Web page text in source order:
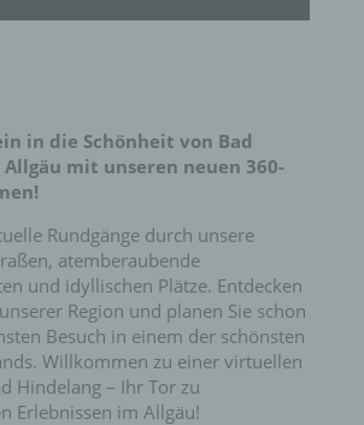
in die Schönheit von Bad
mit unseren neuen 360-
Rundgänge durch unsere
atemberaubende
und idyllischen Plätze. Entdecken
Region und planen Sie schon
Besuch in einem der schönsten
Willkommen zu einer virtuellen
Hindelang – Ihr Tor zu
Erlebnissen im Allgäu!